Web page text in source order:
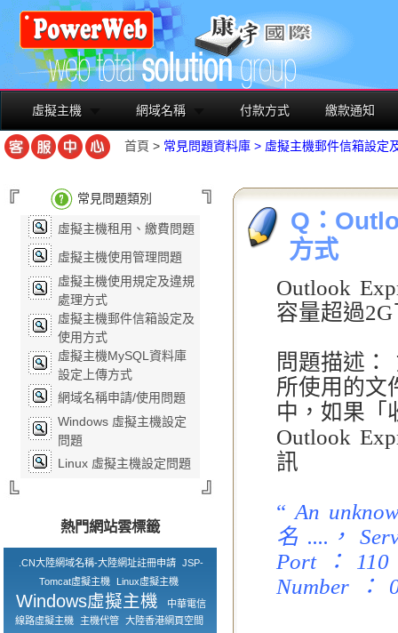
虛擬主機 網域名稱 付款方式 繳款通知
首頁 > 常見問題資料庫 > 虛擬主機郵件信箱設定
常見問題類別
虛擬主機租用、繳費問題
虛擬主機使用管理問題
虛擬主機使用規定及違規
處理方式
虛擬主機郵件信箱設定及
使用方式
虛擬主機MySQL資料庫
設定上傳方式
網域名稱申請/使用問題
Windows 虛擬主機設定
問題
Linux 虛擬主機設定問題
熱門網站雲標籤
.CN大陸網域名稱-大陸網址註冊申請 JSP-
Tomcat虛擬主機
Linux虛擬主機
Windows虛擬主機
中華電信
線路虛擬主機
主機代管 大陸香港網頁空間
Q：
方式
Outlook
容量超過2G
問題描述：
所使用的文
中，如果「
Outlook
訊
“ An
名 ....，
Port ：
Number ：